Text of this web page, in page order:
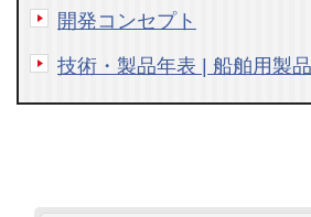
開発コンセプト
技術・製品年表 | 船舶用製品